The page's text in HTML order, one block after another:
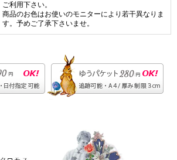
ご利用下さい。
商品のお色はお使いのモニターにより若干異なりま
す。予めご了承下さいませ。